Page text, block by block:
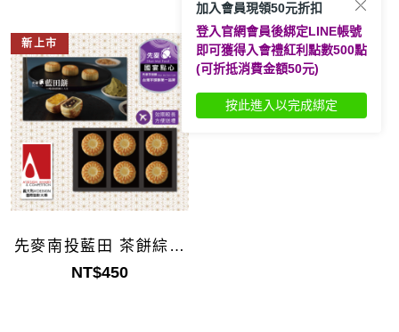
新上市
先麥南投藍田 茶餅綜合
禮盒6入
NT$450
加入會員現領50元折扣
登入官網會員後綁定LINE帳號
即可獲得入會禮紅利點數500點
(可折抵消費金額50元)
按此進入以完成綁定